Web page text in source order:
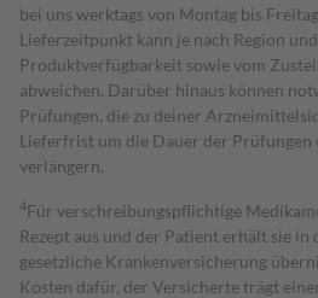
bei uns werktags von Montag bis
Lieferzeitpunkt kann je nach Region
Produktverfügbarkeit sowie vom
abweichen. Darüber hinaus können
Prüfungen, die zu deiner
Lieferfrist um die Dauer der
verlängern.
4Für verschreibungspflichtige
Rezept aus und der Patient erhält sie in
gesetzliche Krankenversicherung
Kosten dafür, der Versicherte trägt